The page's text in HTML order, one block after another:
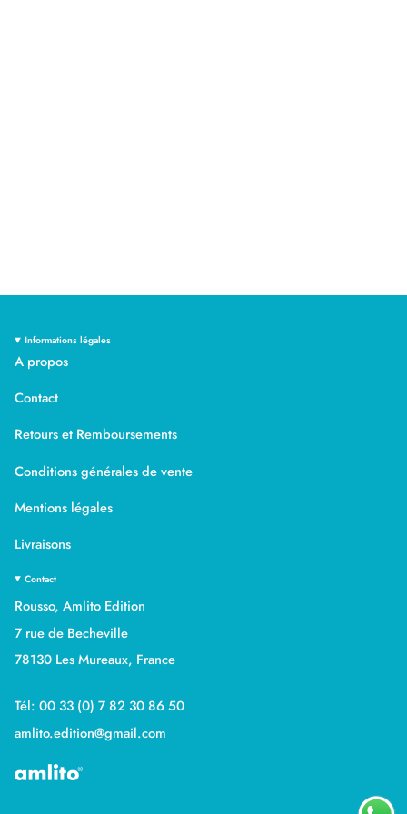
Informations légales
A propos
Contact
Retours et Remboursements
Conditions générales de vente
Mentions légales
Livraisons
Contact
Rousso, Amlito Edition
7 rue de Becheville
78130 Les Mureaux, France
Tél: 00 33 (0) 7 82 30 86 50
amlito.edition@gmail.com